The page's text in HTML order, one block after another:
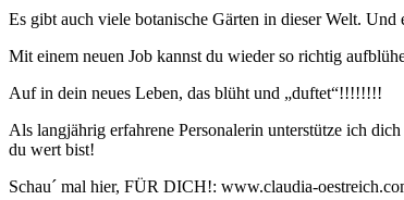
Es gibt auch viele botanische Gärten in dieser Welt.
Mit einem neuen Job kannst du wieder so richtig
Auf in dein neues Leben, das blüht und „duftet“!!!!!!!!
Als langjährig erfahrene Personalerin unterstütze ich
du wert bist!
Schau´ mal hier, FÜR DICH!: www.claudia-